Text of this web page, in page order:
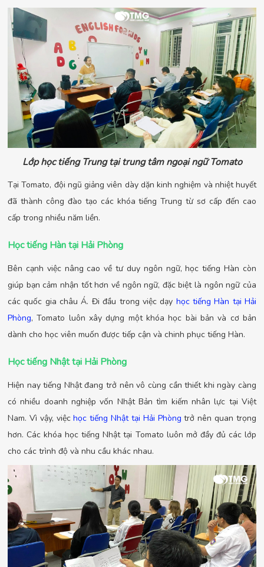
Lớp học tiếng Trung tại trung tâm ngoại ngữ Tomato
Tại Tomato, đội ngũ giảng viên dày dặn kinh nghiệm và nhiệt huyết
đã thành công đào tạo các khóa tiếng Trung từ sơ cấp đến cao
cấp trong nhiều năm liền.
Học tiếng Hàn tại Hải Phòng
Bên cạnh việc nâng cao về tư duy ngôn ngữ, học tiếng Hàn còn
giúp bạn cảm nhận tốt hơn về ngôn ngữ, đặc biệt là ngôn ngữ của
các quốc gia châu Á. Đi đầu trong việc dạy học tiếng Hàn tại Hải
Phòng, Tomato luôn xây dựng một khóa học bài bản và cơ bản
dành cho học viên muốn được tiếp cận và chinh phục tiếng Hàn.
Học tiếng Nhật tại Hải Phòng
Hiện nay tiếng Nhật đang trở nên vô cùng cần thiết khi ngày càng
có nhiều doanh nghiệp vốn Nhật Bản tìm kiếm nhân lực tại Việt
Nam. Vì vậy, việchọc tiếng Nhật tại Hải Phòng trở nên quan trọng
hơn. Các khóa học tiếng Nhật tại Tomato luôn mở đầy đủ các lớp
cho các trình độ và nhu cầu khác nhau.